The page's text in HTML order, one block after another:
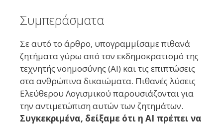
Συμπεράσματα
Σε αυτό το άρθρο, υπογραμμίσαμε πιθανά
ζητήματα γύρω από τον εκδημοκρατισμό της
τεχνητής νοημοσύνης (AI) και τις επιπτώσεις
στα ανθρώπινα δικαιώματα. Πιθανές λύσεις
Ελεύθερου Λογισμικού παρουσιάζονται για
την αντιμετώπιση αυτών των ζητημάτων.
Συγκεκριμένα, δείξαμε ότι η AI πρέπει να